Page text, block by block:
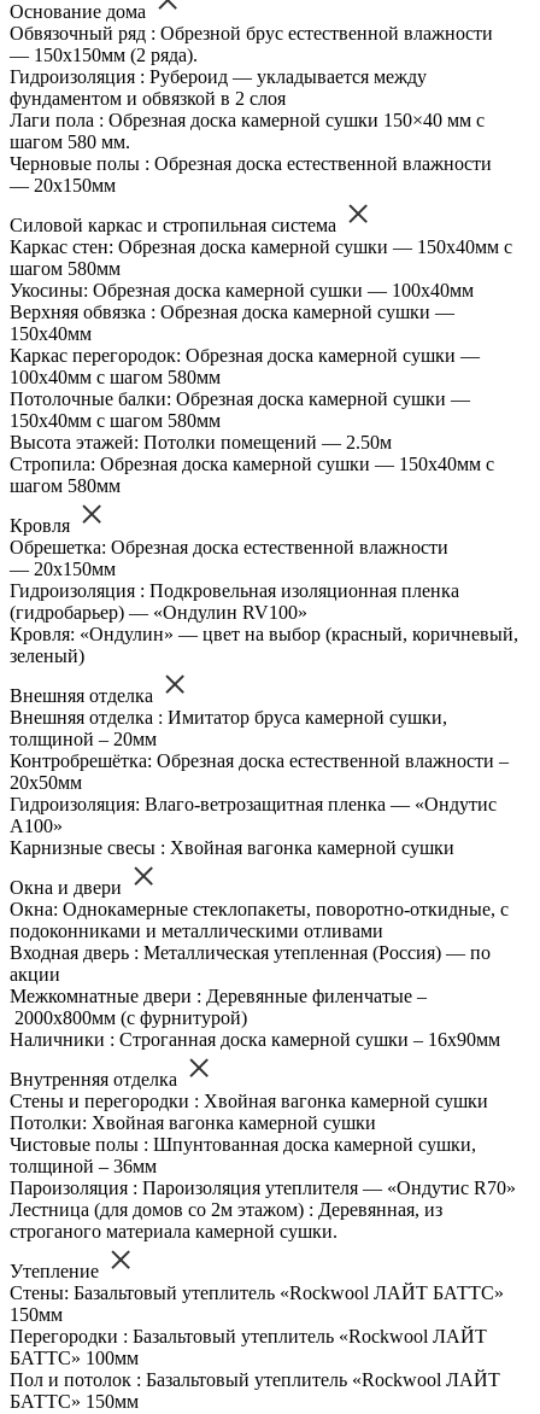
Основание дома
Обвязочный ряд : Обрезной брус естественной влажности
— 150х150мм (2 ряда).
Гидроизоляция : Рубероид — укладывается между
фундаментом и обвязкой в 2 слоя
Лаги пола : Обрезная доска камерной сушки 150×40 мм с
шагом 580 мм.
Черновые полы : Обрезная доска естественной влажности
— 20х150мм
Силовой каркас и стропильная система
Каркас стен: Обрезная доска камерной сушки — 150х40мм с
шагом 580мм
Укосины: Обрезная доска камерной сушки — 100х40мм
Верхняя обвязка : Обрезная доска камерной сушки —
150х40мм
Каркас перегородок: Обрезная доска камерной сушки —
100х40мм с шагом 580мм
Потолочные балки: Обрезная доска камерной сушки —
150х40мм с шагом 580мм
Высота этажей: Потолки помещений — 2.50м
Стропила: Обрезная доска камерной сушки — 150х40мм с
шагом 580мм
Кровля
Обрешетка: Обрезная доска естественной влажности
— 20х150мм
Гидроизоляция : Подкровельная изоляционная пленка
(гидробарьер) — «Ондулин RV100»
Кровля: «Ондулин» — цвет на выбор (красный, коричневый,
зеленый)
Внешняя отделка
Внешняя отделка : Имитатор бруса камерной сушки,
толщиной – 20мм
Контробрешётка: Обрезная доска естественной влажности –
20х50мм
Гидроизоляция: Влаго-ветрозащитная пленка — «Ондутис
А100»
Карнизные свесы : Хвойная вагонка камерной сушки
Окна и двери
Окна: Однокамерные стеклопакеты, поворотно-откидные, с
подоконниками и металлическими отливами
Входная дверь : Металлическая утепленная (Россия) — по
акции
Межкомнатные двери : Деревянные филенчатые –
2000х800мм (с фурнитурой)
Наличники : Строганная доска камерной сушки – 16х90мм
Внутренняя отделка
Стены и перегородки : Хвойная вагонка камерной сушки
Потолки: Хвойная вагонка камерной сушки
Чистовые полы : Шпунтованная доска камерной сушки,
толщиной – 36мм
Пароизоляция : Пароизоляция утеплителя — «Ондутис R70»
Лестница (для домов со 2м этажом) : Деревянная, из
строганого материала камерной сушки.
Утепление
Стены: Базальтовый утеплитель «Rockwool ЛАЙТ БАТТС»
150мм
Перегородки : Базальтовый утеплитель «Rockwool ЛАЙТ
БАТТС» 100мм
Пол и потолок : Базальтовый утеплитель «Rockwool ЛАЙТ
БАТТС» 150мм